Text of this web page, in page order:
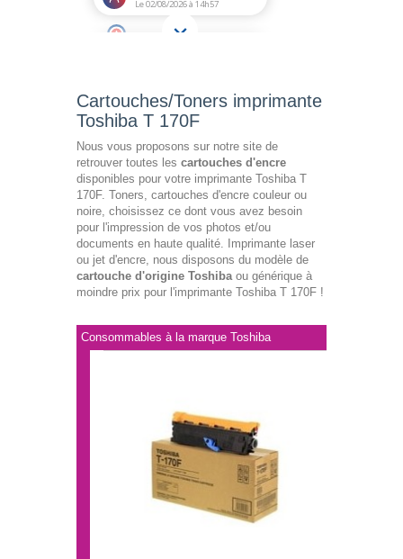
Cartouches/Toners imprimante
Toshiba T 170F
Nous vous proposons sur notre site de
retrouver toutes les cartouches d'encre
disponibles pour votre imprimante Toshiba T
170F. Toners, cartouches d'encre couleur ou
noire, choisissez ce dont vous avez besoin
pour l'impression de vos photos et/ou
documents en haute qualité. Imprimante laser
ou jet d'encre, nous disposons du modèle de
cartouche d'origine Toshibaou générique à
moindre prix pour l'imprimante Toshiba T 170F !
Consommables à la marque Toshiba